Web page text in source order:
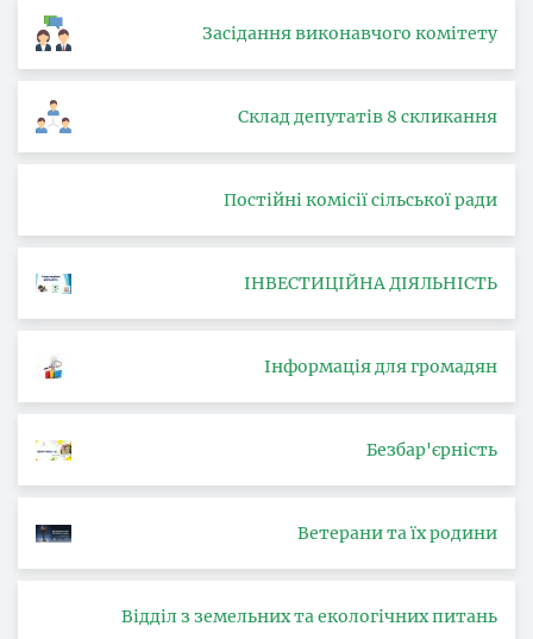
Засідання виконавчого комітету
Склад депутатів 8 скликання
Постійні комісії сільської ради
ІНВЕСТИЦІЙНА ДІЯЛЬНІСТЬ
Інформація для громадян
Безбар'єрність
Ветерани та їх родини
Відділ з земельних та екологічних питань